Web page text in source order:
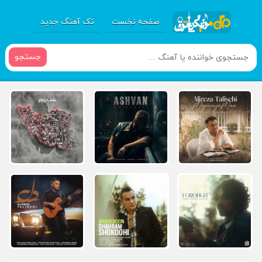
صفحه نخست تک آهنگ جدید
جستجو